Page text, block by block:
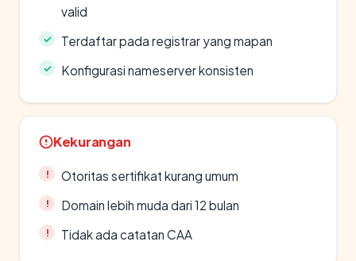
valid
Terdaftar pada registrar yang mapan
Konfigurasi nameserver konsisten
Kekurangan
Otoritas sertifikat kurang umum
Domain lebih muda dari 12 bulan
Tidak ada catatan CAA